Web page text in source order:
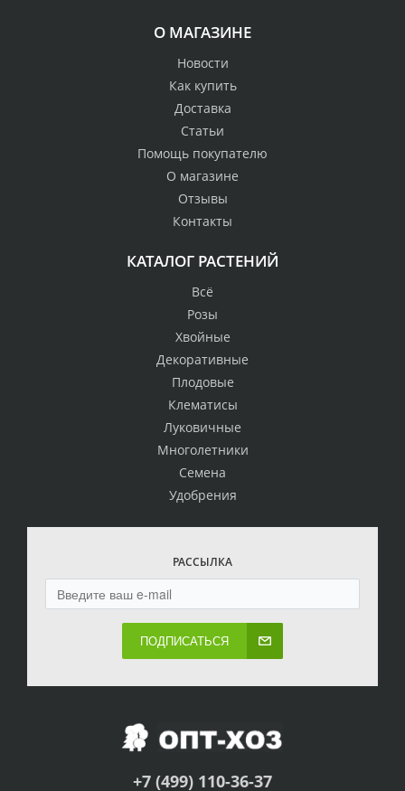
О МАГАЗИНЕ
Новости
Как купить
Доставка
Статьи
Помощь покупателю
О магазине
Отзывы
Контакты
КАТАЛОГ РАСТЕНИЙ
Всё
Розы
Хвойные
Декоративные
Плодовые
Клематисы
Луковичные
Многолетники
Семена
Удобрения
РАССЫЛКА
ПОДПИСАТЬСЯ
+7 (499) 110-36-37